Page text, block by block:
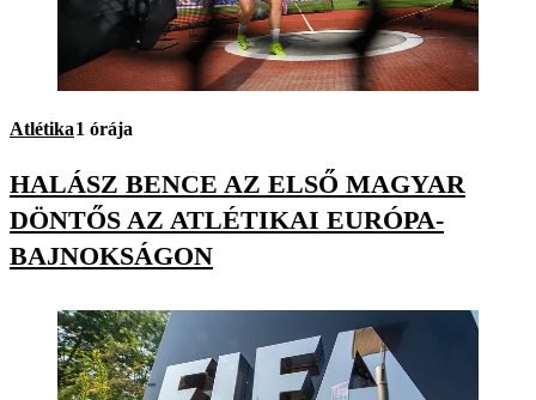
Atlétika1 órája
HALÁSZ BENCE AZ ELSŐ MAGYAR
DÖNTŐS AZ ATLÉTIKAI EURÓPA-
BAJNOKSÁGON